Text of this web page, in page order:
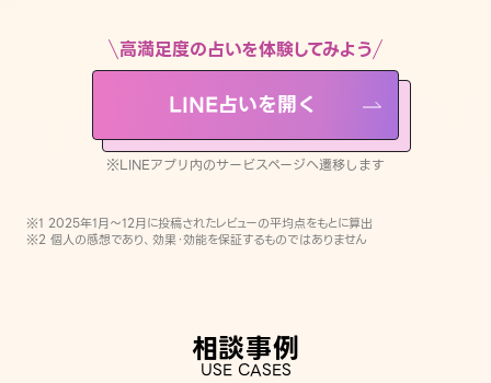
※LINEアプリ内のサービスページへ遷移します
高満足度の占いを体験してみよう
LINE占いを開く
※LINEアプリ内のサービスページへ遷移します
※1 2025年1月〜12月に投稿されたレビューの平均点をもとに算出
※2 個人の感想であり、効果・効能を保証するものではありません
相談事例
USE CASES